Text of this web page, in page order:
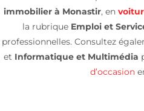
immobilier à Monastir, en
la rubrique Emploi et
professionnelles. Consultez
et Informatique et Multimédia
d’occasion